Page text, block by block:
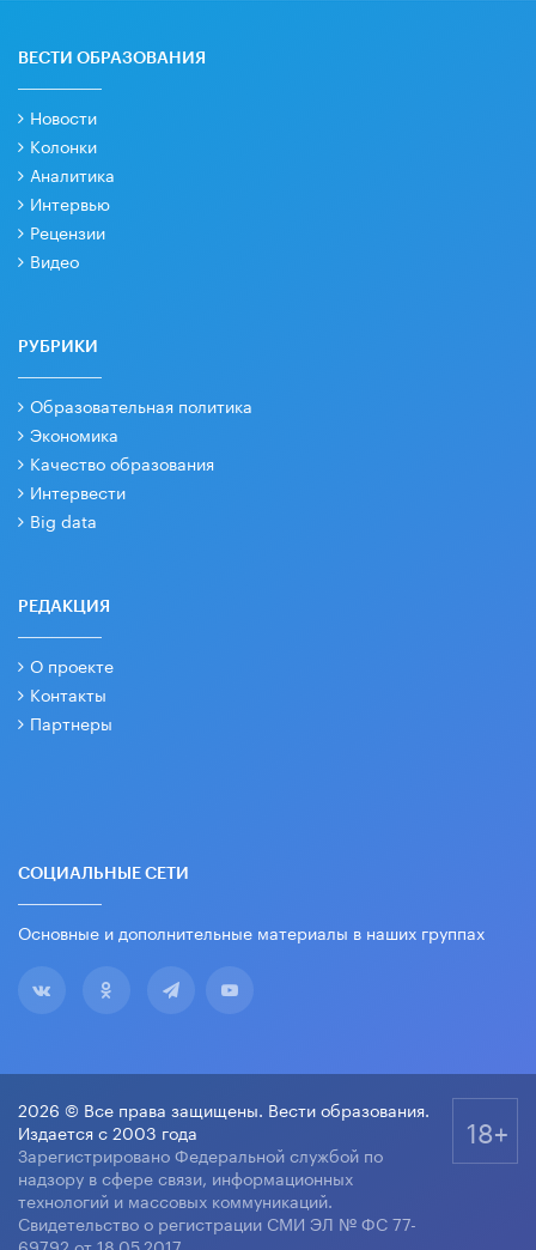
ВЕСТИ ОБРАЗОВАНИЯ
Новости
Колонки
Аналитика
Интервью
Рецензии
Видео
РУБРИКИ
Образовательная политика
Экономика
Качество образования
Интервести
Big data
РЕДАКЦИЯ
О проекте
Контакты
Партнеры
СОЦИАЛЬНЫЕ СЕТИ
Основные и дополнительные материалы в наших группах
2026 © Все права защищены. Вести образования.
Издается с 2003 года
Зарегистрировано Федеральной службой по
надзору в сфере связи, информационных
технологий и массовых коммуникаций.
Свидетельство о регистрации СМИ ЭЛ № ФС 77-
18+